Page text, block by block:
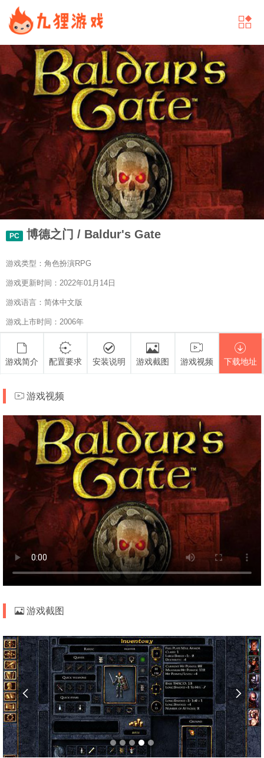
PC 博德之门 / Baldur's Gate
游戏类型：角色扮演RPG
游戏更新时间：2022年01月14日
游戏语言：简体中文版
游戏上市时间：2006年
游戏简介 配置要求 安装说明 游戏截图 游戏视频 下载地址
游戏视频
游戏截图
 